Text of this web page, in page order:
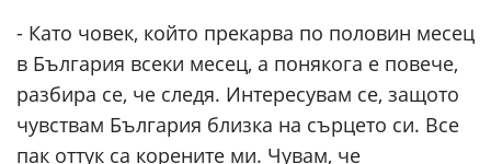
- Като човек, който прекарва по половин месец
в България всеки месец, а понякога е повече,
разбира се, че следя. Интересувам се, защото
чувствам България близка на сърцето си. Все
пак оттук са корените ми. Чувам, че